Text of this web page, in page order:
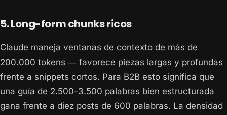
5. Long-form chunks ricos
Claude maneja ventanas de contexto de más de
200.000 tokens — favorece piezas largas y profundas
frente a snippets cortos. Para B2B esto significa que
una guía de 2.500-3.500 palabras bien estructurada
gana frente a diez posts de 600 palabras. La densidad